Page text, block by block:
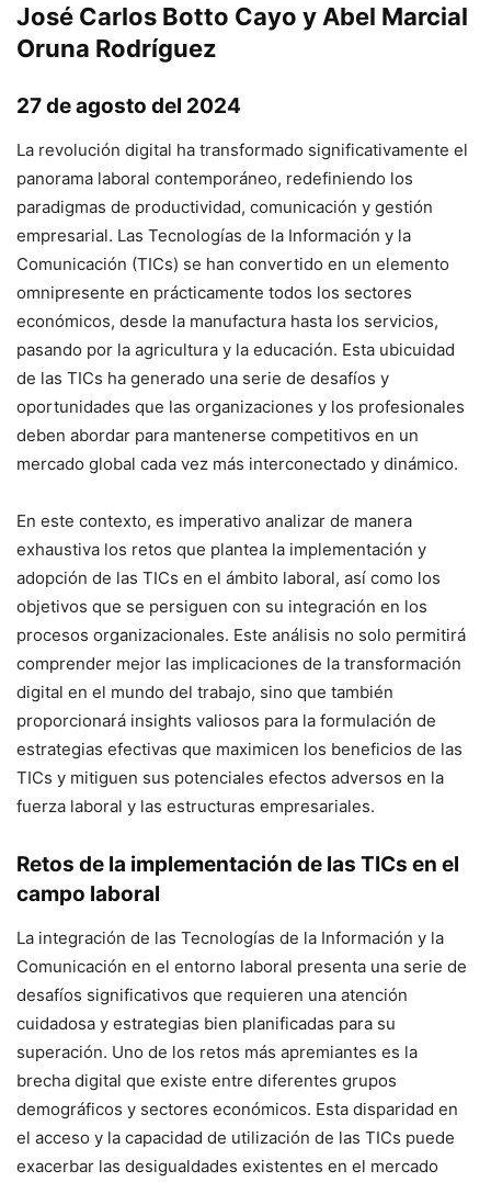
José Carlos Botto Cayo y Abel Marcial
Oruna Rodríguez
27 de agosto del 2024
La revolución digital ha transformado significativamente el
panorama laboral contemporáneo, redefiniendo los
paradigmas de productividad, comunicación y gestión
empresarial. Las Tecnologías de la Información y la
Comunicación (TICs) se han convertido en un elemento
omnipresente en prácticamente todos los sectores
económicos, desde la manufactura hasta los servicios,
pasando por la agricultura y la educación. Esta ubicuidad
de las TICs ha generado una serie de desafíos y
oportunidades que las organizaciones y los profesionales
deben abordar para mantenerse competitivos en un
mercado global cada vez más interconectado y dinámico.
En este contexto, es imperativo analizar de manera
exhaustiva los retos que plantea la implementación y
adopción de las TICs en el ámbito laboral, así como los
objetivos que se persiguen con su integración en los
procesos organizacionales. Este análisis no solo permitirá
comprender mejor las implicaciones de la transformación
digital en el mundo del trabajo, sino que también
proporcionará insights valiosos para la formulación de
estrategias efectivas que maximicen los beneficios de las
TICs y mitiguen sus potenciales efectos adversos en la
fuerza laboral y las estructuras empresariales.
Retos de la implementación de las TICs en el
campo laboral
La integración de las Tecnologías de la Información y la
Comunicación en el entorno laboral presenta una serie de
desafíos significativos que requieren una atención
cuidadosa y estrategias bien planificadas para su
superación. Uno de los retos más apremiantes es la
brecha digital que existe entre diferentes grupos
demográficos y sectores económicos. Esta disparidad en
el acceso y la capacidad de utilización de las TICs puede
exacerbar las desigualdades existentes en el mercado